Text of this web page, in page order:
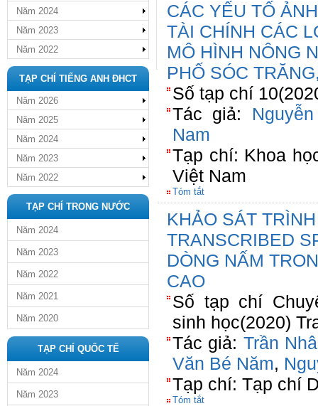
Năm 2024
Năm 2023
Năm 2022
TẠP CHÍ TIẾNG ANH ĐHCT
Năm 2026
Năm 2025
Năm 2024
Năm 2023
Năm 2022
TẠP CHÍ TRONG NƯỚC
Năm 2024
Năm 2023
Năm 2022
Năm 2021
Năm 2020
TẠP CHÍ QUỐC TẾ
Năm 2024
Năm 2023
CÁC YẾU TỐ
TÀI CHÍNH CÁC
MÔ HÌNH NÔNG
PHỐ SÓC
Số tạp chí
Tác giả:
Nam
Tạp chí: Khoa
Việt Nam
Tóm tắt
KHẢO SÁT
TRANSCRIBED
DÒNG NẤM
CAO
Số tạp chí
sinh học(2020)
Tác giả: Trần
Văn Bé Năm,
Tạp chí: Tạp chí
Tóm tắt